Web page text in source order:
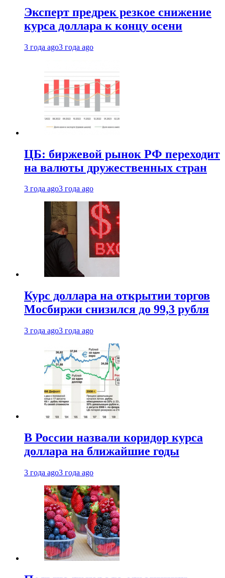
Эксперт предрек резкое снижение
курса доллара к концу осени
3 года ago3 года ago
ЦБ: биржевой рынок РФ переходит
на валюты дружественных стран
3 года ago3 года ago
Курс доллара на открытии торгов
Мосбиржи снизился до 99,3 рубля
3 года ago3 года ago
В России назвали коридор курса
доллара на ближайшие годы
3 года ago3 года ago